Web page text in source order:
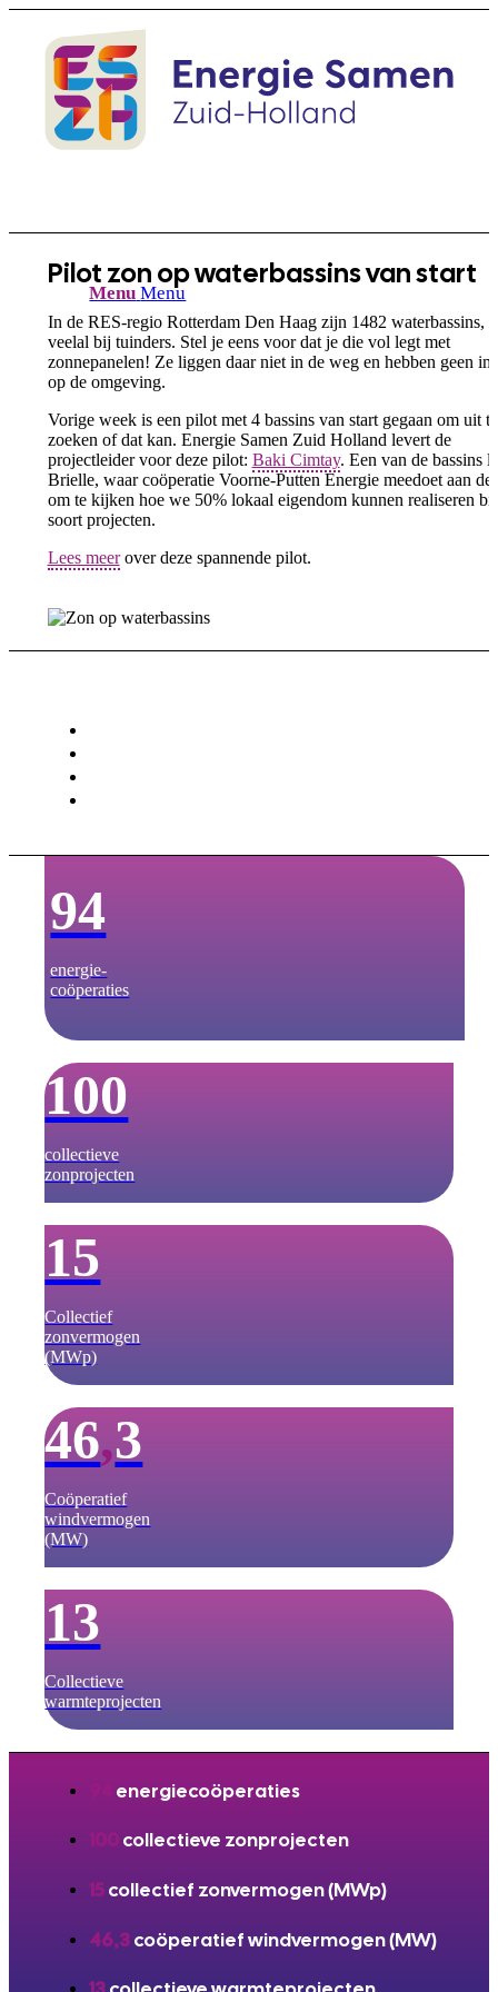
Menu Menu
Pilot zon op waterbassins van start
In de RES-regio Rotterdam Den Haag zijn 1482 waterbassins,
veelal bij tuinders. Stel je eens voor dat je die vol legt met
zonnepanelen! Ze liggen daar niet in de weg en hebben geen
op de omgeving.
Vorige week is een pilot met 4 bassins van start gegaan om uit te
zoeken of dat kan. Energie Samen Zuid Holland levert de
projectleider voor deze pilot: Baki Cimtay. Een van de bassins
Brielle, waar coöperatie Voorne-Putten Energie meedoet aan de
om te kijken hoe we 50% lokaal eigendom kunnen realiseren
soort projecten.
Lees meerover deze spannende pilot.
94
energie­-
coöperaties
100
collectieve
zonprojecten
15
Collectief
zonvermogen
(MWp)
46,3
Coöperatief
windvermogen
(MW)
13
Collectieve
warmteprojecten
energiecoöperaties
100collectieve zonprojecten
15collectief zonvermogen (MWp)
46,3coöperatief windvermogen (MW)